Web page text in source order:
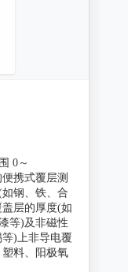
0～
携式覆层测
钢、铁、合
层的厚度(如
等)及非磁性
)上非导电覆
料、阳极氧